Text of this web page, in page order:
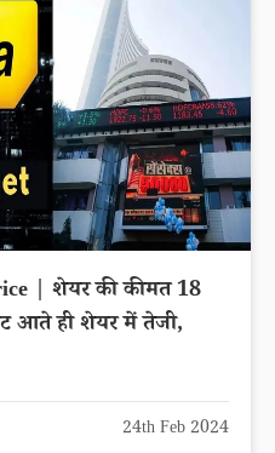
| शेयर की कीमत 18
आते ही शेयर में तेजी,
24th Feb 2024